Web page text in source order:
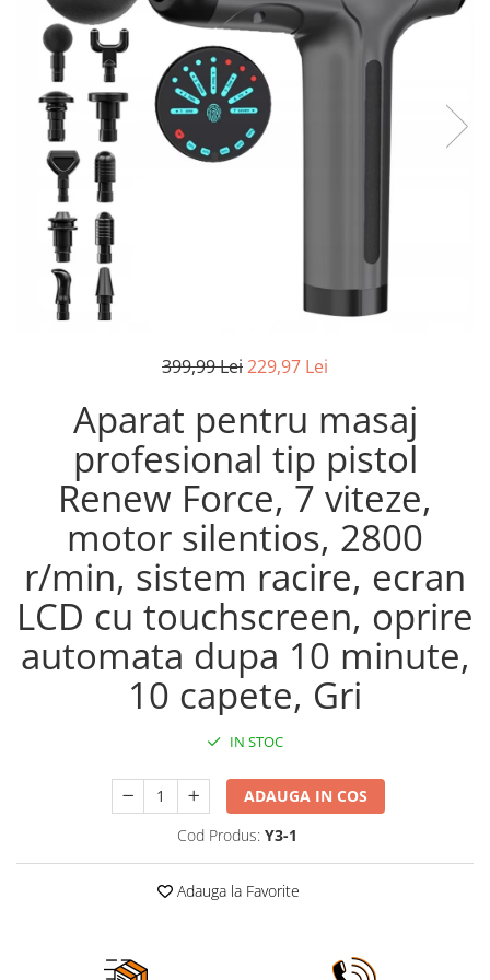
Pistoale de lipit
Termometre bucatarie
Tigai si Seturi
Unelte si aparate de masura
Uscatoare Rufe
Veioze si Lampi
Vopsele si Pigmenti
Perii de par electrice
Uscatoare de par
399,99 Lei229,97 Lei
Aparat pentru masaj
profesional tip pistol
Renew Force, 7 viteze,
motor silentios, 2800
r/min, sistem racire, ecran
LCD cu touchscreen, oprire
automata dupa 10 minute,
10 capete, Gri
IN STOC
ADAUGA IN COS
Cod Produs: Y3-1
Adauga la Favorite